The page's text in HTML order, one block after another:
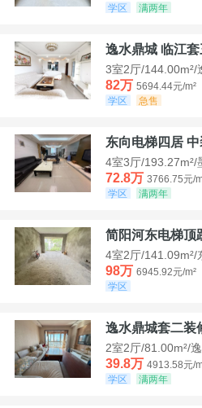
学区
满两年
逸水鼎城 临江
3室2厅/144.00m²/
82万 5694.44元/m²
学区
急售
东向电梯四居 中
4室3厅/193.27m²/
72.8万 3766.75元/
学区
满两年
简阳河东电梯顶
4室2厅/141.09m²/
98万 6945.92元/m²
学区
逸水鼎城套二装
2室2厅/81.00m²/
39.8万 4913.58元/
学区
满两年